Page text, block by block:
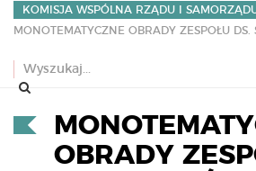
KOMISJA WSPÓLNA RZĄDU I
OBRADY